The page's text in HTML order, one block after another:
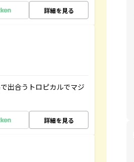
詳細を見る
出合うトロピカルでマジ
詳細を見る